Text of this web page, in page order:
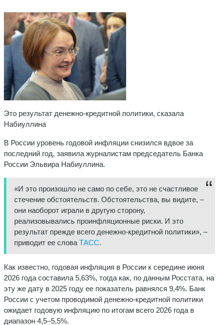
Это результат денежно-кредитной политики, сказала
Набиуллина
В России уровень годовой инфляции снизился вдвое за
последний год, заявила журналистам председатель Банка
России Эльвира Набиуллина.
«И это произошло не само по себе, это не счастливое
стечение обстоятельств. Обстоятельства, вы видите, –
они наоборот играли в другую сторону,
реализовывались проинфляционные риски. И это
результат прежде всего денежно-кредитной политики», –
приводит ее слова ТАСС.
Как известно, годовая инфляция в России к середине июня
2026 года составила 5,63%, тогда как, по данным Росстата, на
эту же дату в 2025 году ее показатель равнялся 9,4%. Банк
России с учетом проводимой денежно-кредитной политики
ожидает годовую инфляцию по итогам всего 2026 года в
диапазон 4,5–5,5%.